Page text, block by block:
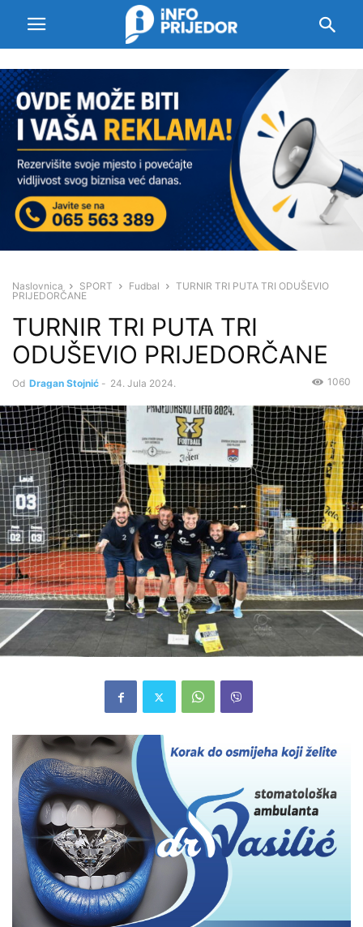
Naslovnica SPORT Fudbal
TURNIR TRI PUTA TRI ODUŠEVIO
PRIJEDORČANE
TURNIR TRI PUTA TRI
ODUŠEVIO PRIJEDORČANE
Od Dragan Stojnić - 24. Jula 2024. 1060